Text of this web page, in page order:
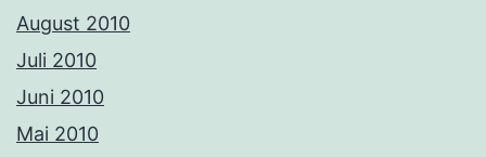
August 2010
Juli 2010
Juni 2010
Mai 2010